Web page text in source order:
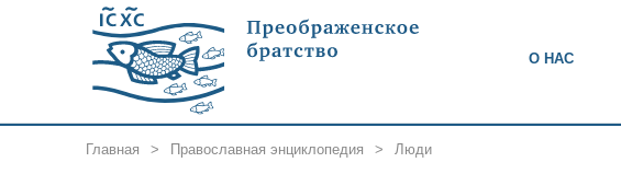
О НАС
Главная > Православная энциклопедия > Люди